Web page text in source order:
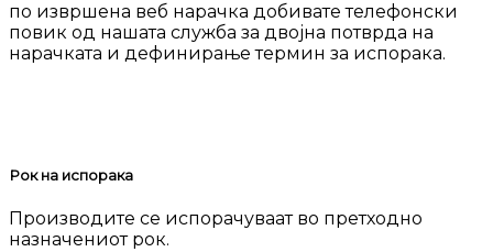
по извршена веб нарачка добивате телефонски
повик од нашата служба за двојна потврда на
нарачката и дефинирање термин за испорака.
Рок на испорака
Производите се испорачуваат во претходно
назначениот рок.